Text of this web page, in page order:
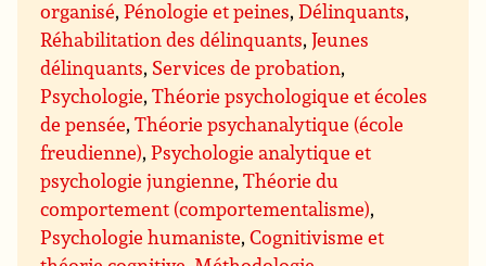
organisé,Pénologie et peines,Délinquants,
Réhabilitation des délinquants,Jeunes
délinquants, Services de probation,
Psychologie,Théorie psychologique et écoles
de pensée,Théorie psychanalytique (école
freudienne),Psychologie analytique et
psychologie jungienne,Théorie du
comportement (comportementalisme),
Psychologie humaniste,Cognitivisme et